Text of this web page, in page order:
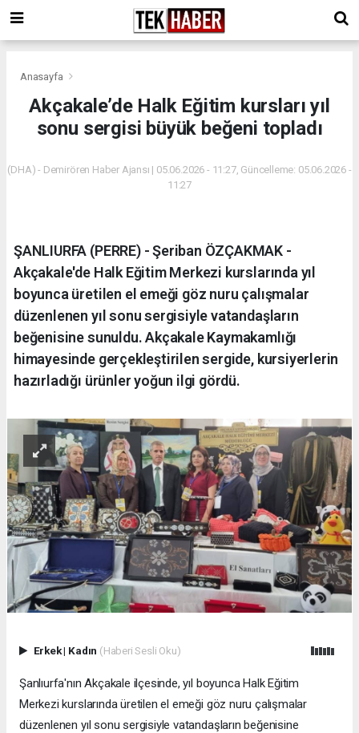
Anasayfa
Akçakale’de Halk Eğitim kursları yıl
sonu sergisi büyük beğeni topladı
(DHA) - Demirören Haber Ajansı | 05.06.2026 - 11:27, Güncelleme: 05.06.2026 -
11:27
ŞANLIURFA (PERRE) - Şeriban ÖZÇAKMAK -
Akçakale'de Halk Eğitim Merkezi kurslarında yıl
boyunca üretilen el emeği göz nuru çalışmalar
düzenlenen yıl sonu sergisiyle vatandaşların
beğenisine sunuldu. Akçakale Kaymakamlığı
himayesinde gerçekleştirilen sergide, kursiyerlerin
hazırladığı ürünler yoğun ilgi gördü.
Erkek| Kadın (Haberi Sesli Oku)
Şanlıurfa'nın Akçakale ilçesinde, yıl boyunca Halk Eğitim
Merkezi kurslarında üretilen el emeği göz nuru çalışmalar
düzenlenen yıl sonu sergisiyle vatandaşların beğenisine